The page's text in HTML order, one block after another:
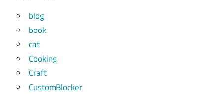
blog
book
cat
Cooking
Craft
CustomBlocker